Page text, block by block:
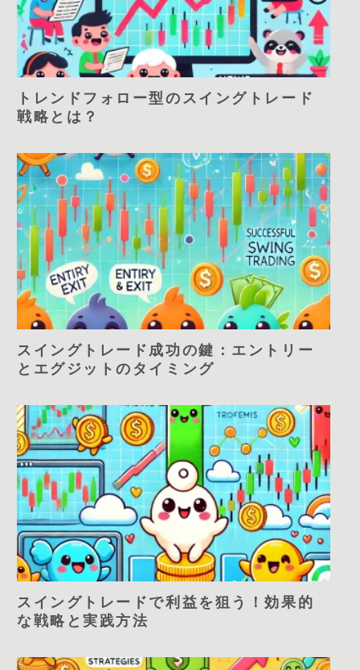
トレンドフォロー型のスイングトレード
戦略とは？
スイングトレード成功の鍵：エントリー
とエグジットのタイミング
スイングトレードで利益を狙う！効果的
な戦略と実践方法